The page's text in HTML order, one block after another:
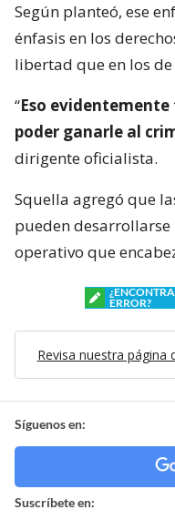
Según planteó, ese
énfasis en los
libertad que en los
“Eso
poder ganarle al
dirigente oficialista.
Squella agregó que
pueden
operativo que
ERROR?
Revisa nuestra página
Síguenos en:
Suscríbete en: